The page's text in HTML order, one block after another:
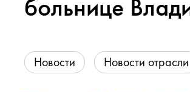
больнице
Новости Новости отрасли